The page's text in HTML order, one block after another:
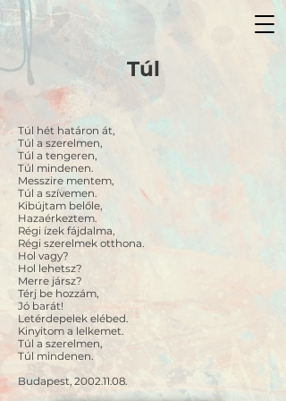
Túl
Túl hét határon át,
Túl a szerelmen,
Túl a tengeren,
Túl mindenen.
Messzire mentem,
Túl a szívemen.
Kibújtam belőle,
Hazaérkeztem.
Régi ízek fájdalma,
Régi szerelmek otthona.
Hol vagy?
Hol lehetsz?
Merre jársz?
Térj be hozzám,
Jó barát!
Letérdepelek elébed.
Kinyitom a lelkemet.
Túl a szerelmen,
Túl mindenen.
Budapest, 2002.11.08.